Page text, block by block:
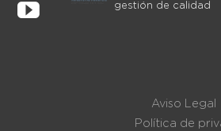
gestión de calidad
Aviso Legal
Política de